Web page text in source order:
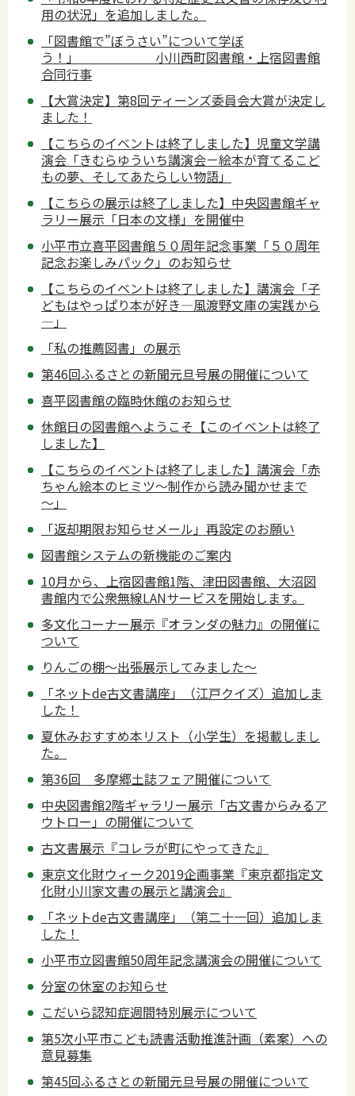
用の状況」を追加しました。
「図書館で”ぼうさい”について学ぼ
う！」 小川西町図書館・上宿図書館
合同行事
【大賞決定】第8回ティーンズ委員会大賞が決定し
ました！
【こちらのイベントは終了しました】児童文学講
演会「きむらゆういち講演会－絵本が育てるこど
もの夢、そしてあたらしい物語」
【こちらの展示は終了しました】中央図書館ギャ
ラリー展示「日本の文様」を開催中
小平市立喜平図書館５０周年記念事業「５０周年
記念お楽しみパック」のお知らせ
【こちらのイベントは終了しました】講演会「子
どもはやっぱり本が好き―風渡野文庫の実践から
―」
「私の推薦図書」の展示
第46回ふるさとの新聞元旦号展の開催について
喜平図書館の臨時休館のお知らせ
休館日の図書館へようこそ【このイベントは終了
しました】
【こちらのイベントは終了しました】講演会「赤
ちゃん絵本のヒミツ～制作から読み聞かせまで
～」
「返却期限お知らせメール」再設定のお願い
図書館システムの新機能のご案内
10月から、上宿図書館1階、津田図書館、大沼図
書館内で公衆無線LANサービスを開始します。
多文化コーナー展示『オランダの魅力』の開催に
ついて
りんごの棚～出張展示してみました～
「ネットde古文書講座」（江戸クイズ）追加しま
した！
夏休みおすすめ本リスト（小学生）を掲載しまし
た。
第36回 多摩郷土誌フェア開催について
中央図書館2階ギャラリー展示「古文書からみるア
ウトロー」の開催について
古文書展示『コレラが町にやってきた』
東京文化財ウィーク2019企画事業『東京都指定文
化財小川家文書の展示と講演会』
「ネットde古文書講座」（第二十一回）追加しま
した！
小平市立図書館50周年記念講演会の開催について
分室の休室のお知らせ
こだいら認知症週間特別展示について
第5次小平市こども読書活動推進計画（素案）への
意見募集
第45回ふるさとの新聞元旦号展の開催について